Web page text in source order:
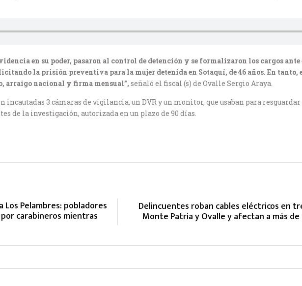
en su poder, pasaron al control de detención y se formalizaron los cargos
la prisión preventiva para la mujer detenida en Sotaquí, de 46 años. En tanto,
arraigo nacional y firma mensual”, señaló el fiscal (s) de Ovalle Sergio Araya.
3 cámaras de vigilancia, un DVR y un monitor, que usaban para
de la investigación, autorizada en un plazo de 90 días.
Pelambres: pobladores
carabineros mientras
Delincuentes roban cables eléctricos en
Monte Patria y Ovalle y afectan a más de